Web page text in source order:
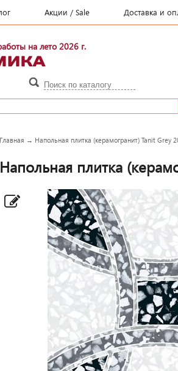
Акции / Sale Доставка и
на лето 2026 г.
Главная → Напольная плитка (керамогранит) Tanit Grey
Напольная плитка